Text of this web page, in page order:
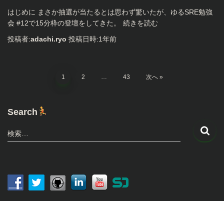
はじめに まさか抽選が当たるとは思わず驚いたが、ゆるSRE勉強
会 #12で15分枠の登壇をしてきた。
続きを読む
投稿者:adachi.ryo 投稿日時:1年前
ジ
1 2 43 次へ
Search
検
索
検索…